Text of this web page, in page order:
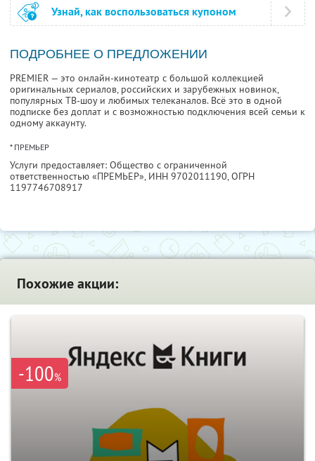
Узнай, как воспользоваться купоном
ПОДРОБНЕЕ О ПРЕДЛОЖЕНИИ
PREMIER — это онлайн-кинотеатр с большой коллекцией
оригинальных сериалов, российских и зарубежных новинок,
популярных ТВ-шоу и любимых телеканалов. Всё это в одной
подписке без доплат и с возможностью подключения всей семьи к
одному аккаунту.
* ПРЕМЬЕР
Услуги предоставляет: Общество с ограниченной
ответственностью «ПРЕМЬЕР», ИНН 9702011190, ОГРН
1197746708917
Похожие акции:
-100%